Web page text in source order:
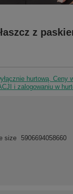
z
hurtową. Ceny
i zalogowaniu w
size 5906694058660